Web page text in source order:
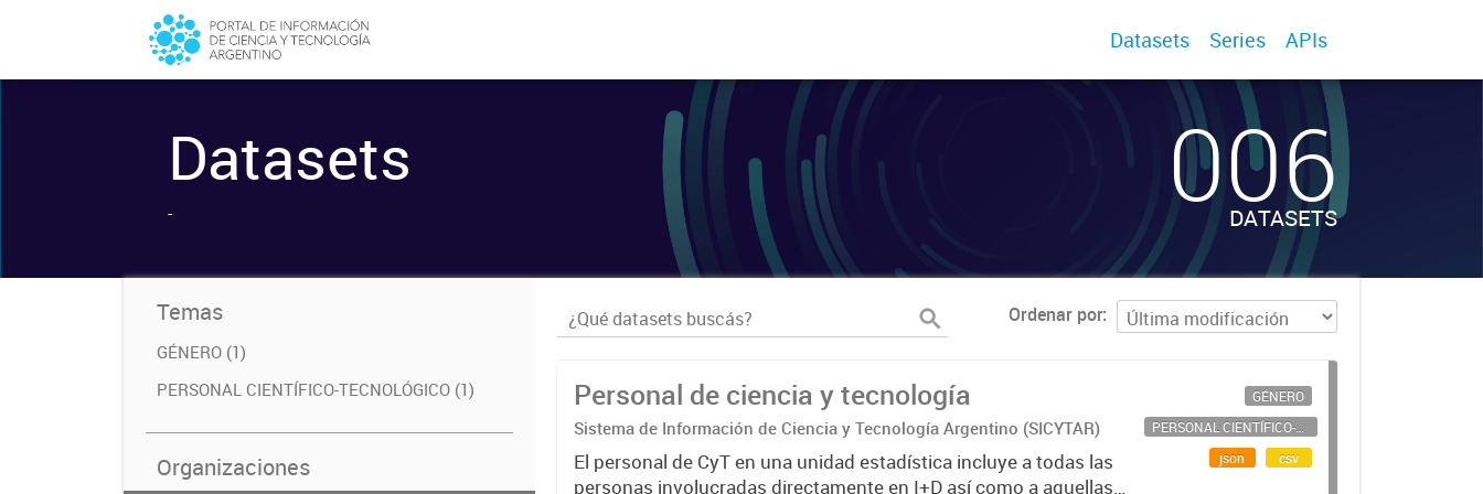
Datasets Series APIs
Datasets
- 006
DATASETS
Temas
GÉNERO (1)
PERSONAL CIENTÍFICO-TECNOLÓGICO (1)
Organizaciones
Ordenar por
Personal de ciencia y tecnología
Sistema de Información de Ciencia y Tecnología Argentino (SICYTAR)
El personal de CyT en una unidad estadística incluye a todas las
personas involucradas directamente en I+D así como a aquellas
GÉNERO
PERSONAL CIENTÍFICO-TECNOLÓGICO
json
csv